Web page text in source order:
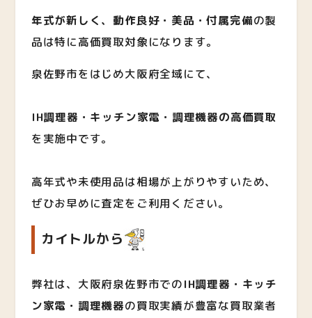
年式が新しく、動作良好・美品・付属完備の製
品は特に高価買取対象になります。
泉佐野市をはじめ大阪府全域にて、
IH調理器・キッチン家電・調理機器の高価買取
を実施中です。
高年式や未使用品は相場が上がりやすいため、
ぜひお早めに査定をご利用ください。
カイトルから
弊社は、大阪府泉佐野市でのIH調理器・キッチ
ン家電・調理機器の買取実績が豊富な買取業者